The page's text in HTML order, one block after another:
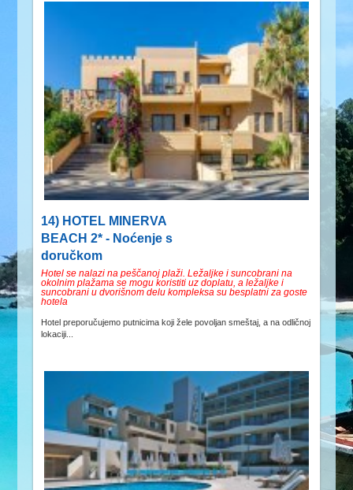
14) HOTEL MINERVA
BEACH 2* - Noćenje s
doručkom
Hotel se nalazi na peščanoj plaži. Ležaljke i suncobrani na
okolnim plažama se mogu koristiti uz doplatu, a ležaljke i
suncobrani u dvorišnom delu kompleksa su besplatni za goste
hotela
Hotel preporučujemo putnicima koji žele povoljan smeštaj, a na odličnoj
lokaciji...